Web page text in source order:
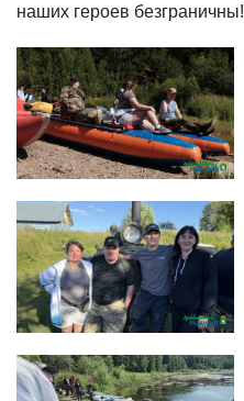
наших героев безграничны!
6155784d-5ca5-4628-83cc-
ba0b4f5b0e4c
dee5e696-c333-43c6-83d5-
aabda12553a8